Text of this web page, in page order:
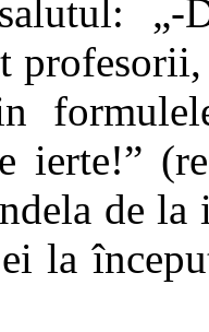
ierte!”
de
la